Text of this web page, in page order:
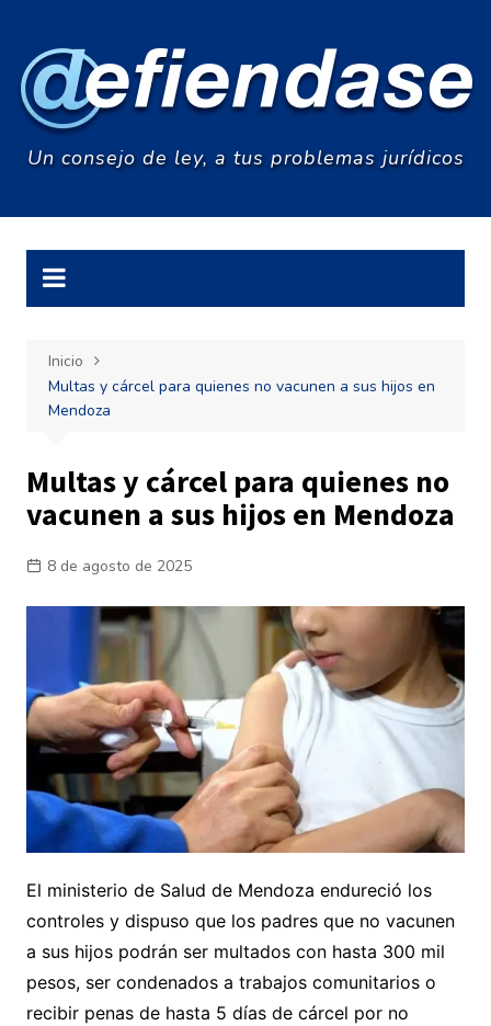
contenido
Un consejo de ley, a tus problemas jurídicos
Inicio
Multas y cárcel para quienes no vacunen a sus hijos en
Mendoza
Multas y cárcel para quienes no
vacunen a sus hijos en Mendoza
8 de agosto de 2025
El ministerio de Salud de Mendoza endureció los
controles y dispuso que los padres que no vacunen
a sus hijos podrán ser multados con hasta 300 mil
pesos, ser condenados a trabajos comunitarios o
recibir penas de hasta 5 días de cárcel por no